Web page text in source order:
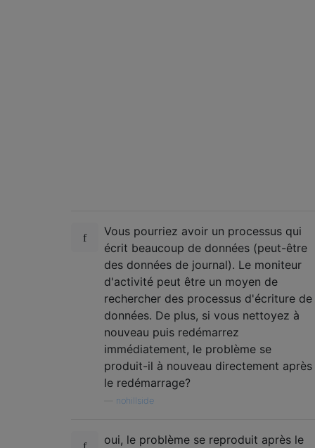
Vous pourriez avoir un processus qui
écrit beaucoup de données (peut-être
des données de journal). Le moniteur
d'activité peut être un moyen de
rechercher des processus d'écriture de
données. De plus, si vous nettoyez à
nouveau puis redémarrez
immédiatement, le problème se
produit-il à nouveau directement après
le redémarrage?
nohillside
oui, le problème se reproduit après le